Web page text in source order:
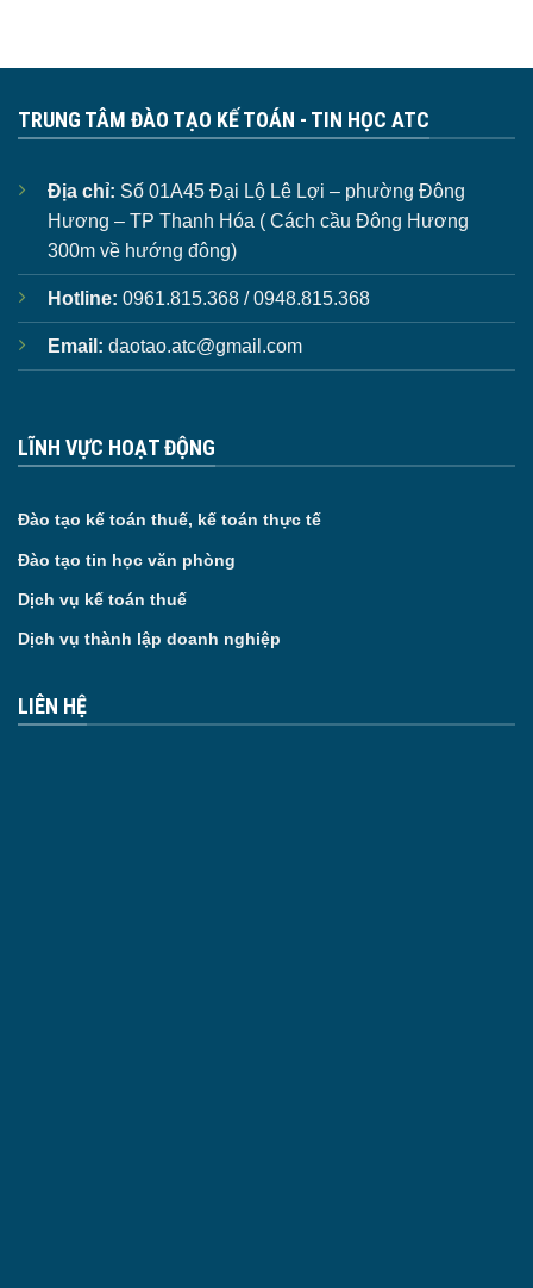
TRUNG TÂM ĐÀO TẠO KẾ TOÁN - TIN HỌC ATC
Địa chỉ: Số 01A45 Đại Lộ Lê Lợi – phường Đông
Hương – TP Thanh Hóa ( Cách cầu Đông Hương
300m về hướng đông)
Hotline: 0961.815.368 / 0948.815.368
Email: daotao.atc@gmail.com
LĨNH VỰC HOẠT ĐỘNG
Đào tạo kế toán thuế, kế toán thực tế
Đào tạo tin học văn phòng
Dịch vụ kế toán thuế
Dịch vụ thành lập doanh nghiệp
LIÊN HỆ